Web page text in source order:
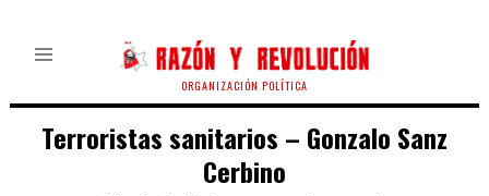
ORGANIZACIÓN POLÍTICA
Terroristas sanitarios – Gonzalo Sanz
Cerbino